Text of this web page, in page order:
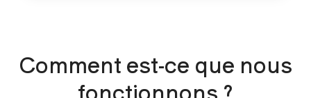
Comment est-ce que nous
fonctionnons ?